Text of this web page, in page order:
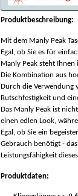
Produktbeschreibung:
Mit dem Manly Peak
Egal, ob Sie es für
Manly Peak steht Ihnen
Die Kombination aus
Durch die Verwendung
Rutschfestigkeit und
Das Manly Peak ist
einen edlen Look,
Egal, ob Sie ein
Gebrauch benötigt -
Leistungsfähigkeit
Produktdaten: